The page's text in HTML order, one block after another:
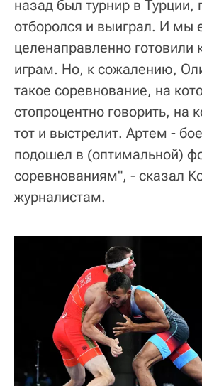
назад был турнир в Турции,
отборолся и выиграл. И мы
целенаправленно
играм. Но, к сожалению,
такое соревнование, на
стопроцентно говорить, на
тот и выстрелит. Артем -
подошел в (оптимальной)
соревнованиям", - сказал
журналистам.